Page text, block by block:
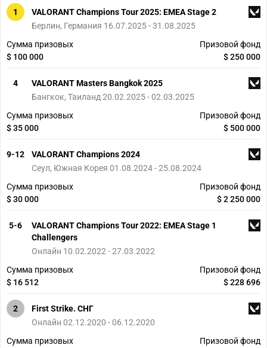
1
VALORANT Champions Tour 2025: EMEA Stage 2
Берлин, Германия 16.07.2025 - 31.08.2025
Сумма призовых
$ 100 000
Призовой фонд
$ 250 000
4
VALORANT Masters Bangkok 2025
Бангкок, Таиланд 20.02.2025 - 02.03.2025
Сумма призовых
$ 35 000
Призовой фонд
$ 500 000
9-12
VALORANT Champions 2024
Сеул, Южная Корея 01.08.2024 - 25.08.2024
Сумма призовых
$ 30 000
Призовой фонд
$ 2 250 000
5-6
VALORANT Champions Tour 2022: EMEA Stage 1
Challengers
Онлайн 10.02.2022 - 27.03.2022
Сумма призовых
$ 16 512
Призовой фонд
$ 228 696
2
First Strike. СНГ
Онлайн 02.12.2020 - 06.12.2020
Сумма призовых
Призовой фонд